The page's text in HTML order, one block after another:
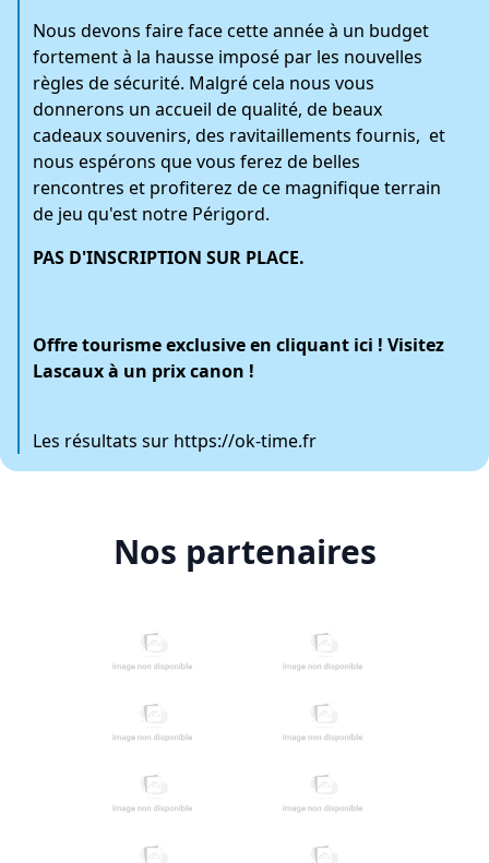
Nous devons faire face cette année à un budget
fortement à la hausse imposé par les nouvelles
règles de sécurité. Malgré cela nous vous
donnerons un accueil de qualité, de beaux
cadeaux souvenirs, des ravitaillements fournis, et
nous espérons que vous ferez de belles
rencontres et profiterez de ce magnifique terrain
de jeu qu'est notre Périgord.
PAS D'INSCRIPTION SUR PLACE.
Offre tourisme exclusive en cliquant ici ! Visitez
Lascaux à un prix canon !
Les résultats sur https://ok-time.fr
Nos partenaires